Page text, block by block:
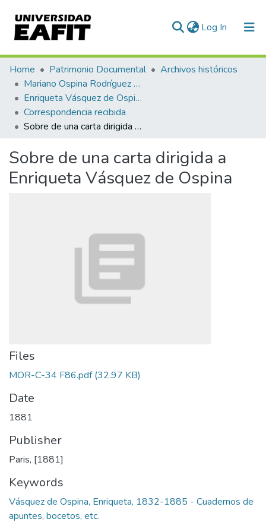
Log In (current)
Communities & Collections
All of DSpace
Statistics
Home Patrimonio Documental
Archivos históricos
Mariano Ospina Rodríguez (1826 -1912)
Enriqueta Vásquez de Ospina
Correspondencia recibida
Sobre de una carta dirigida a Enriqueta Vásquez de Ospina
Sobre de una carta dirigida a
Enriqueta Vásquez de Ospina
Files
MOR-C-34 F86.pdf(32.97 KB)
Date
1881
Publisher
Paris, [1881]
Keywords
Vásquez de Ospina, Enriqueta, 1832-1885 - Cuadernos de
apuntes, bocetos, etc.